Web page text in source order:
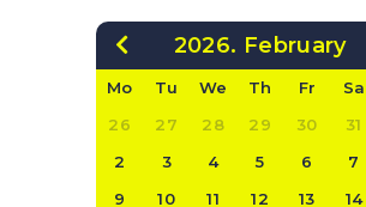
2026. February
Mo Tu We Th Fr Sa
26
27 28 29 30 31
2
3 4 5 6 7
9
10 11 12 13 14